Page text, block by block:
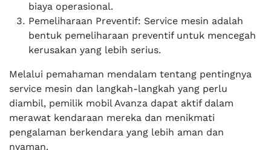
biaya operasional.
Pemeliharaan Preventif: Service mesin adalah
bentuk pemeliharaan preventif untuk mencegah
kerusakan yang lebih serius.
Melalui pemahaman mendalam tentang pentingnya
service mesin dan langkah-langkah yang perlu
diambil, pemilik mobil Avanza dapat aktif dalam
merawat kendaraan mereka dan menikmati
pengalaman berkendara yang lebih aman dan
nyaman.